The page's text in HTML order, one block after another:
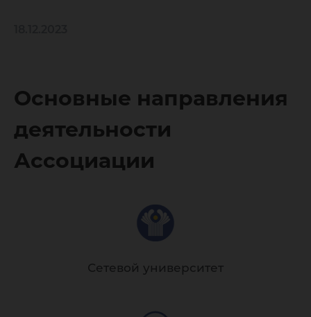
Основные направления
деятельности
Ассоциации
Сетевой университет